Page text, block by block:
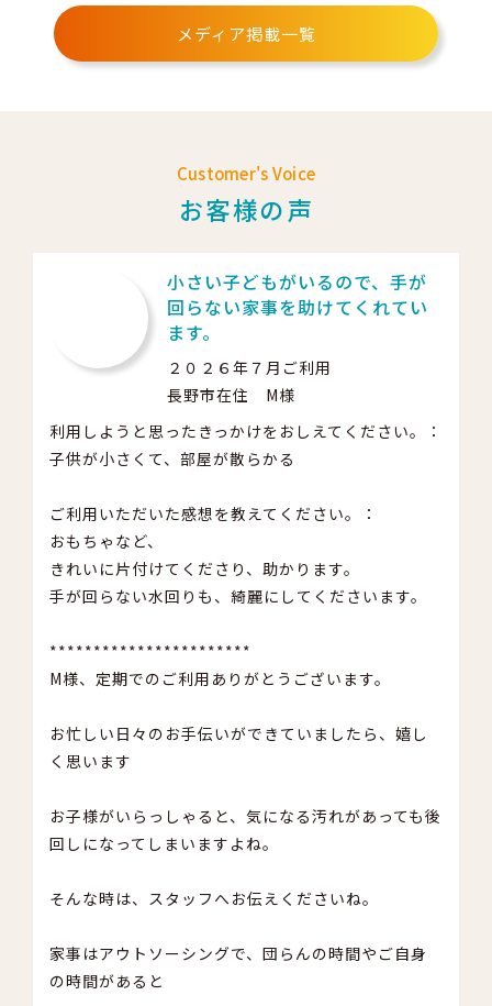
メディア掲載一覧
Customer's Voice
お客様の声
小さい子どもがいるので、手が
回らない家事を助けてくれてい
ます。
２０２６年７月ご利用
長野市在住 M様
利用しようと思ったきっかけをおしえてください。：
子供が小さくて、部屋が散らかる
ご利用いただいた感想を教えてください。：
おもちゃなど、
きれいに片付けてくださり、助かります。
手が回らない水回りも、綺麗にしてくださいます。
***********************
M様、定期でのご利用ありがとうございます。
お忙しい日々のお手伝いができていましたら、嬉し
く思います
お子様がいらっしゃると、気になる汚れがあっても後
回しになってしまいますよね。
そんな時は、スタッフへお伝えくださいね。
家事はアウトソーシングで、団らんの時間やご自身
の時間があると